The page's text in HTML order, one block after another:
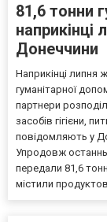
81,6 тонни
наприкінці
Донеччини
Наприкінці липня
гуманітарної
партнери
засобів гігієни,
повідомляють у
Упродовж
передали 81,6
містили